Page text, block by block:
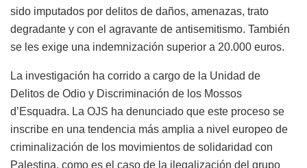
sido imputados por delitos de daños, amenazas, trato
degradante y con el agravante de antisemitismo. También
se les exige una indemnización superior a 20.000 euros.
La investigación ha corrido a cargo de la Unidad de
Delitos de Odio y Discriminación de los Mossos
d’Esquadra. La OJS ha denunciado que este proceso se
inscribe en una tendencia más amplia a nivel europeo de
criminalización de los movimientos de solidaridad con
Palestina, como es el caso de la ilegalización del grupo